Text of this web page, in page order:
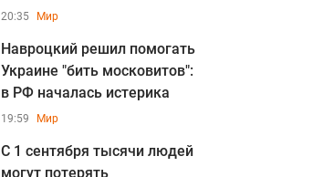
20:35 Мир
Навроцкий решил помогать
Украине "бить московитов":
в РФ началась истерика
19:59 Мир
С 1 сентября тысячи людей
могут потерять